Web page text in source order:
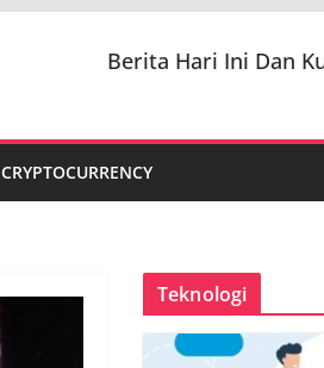
Berita Hari Ini Dan
CRYPTOCURRENCY
Teknologi